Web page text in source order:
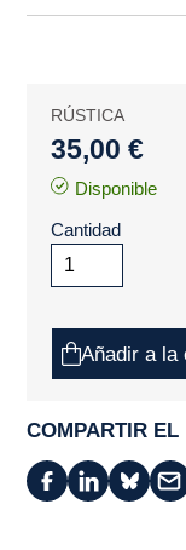
RÚSTICA
35,00 €
Disponible
Cantidad
Añadir a la
COMPARTIR EL